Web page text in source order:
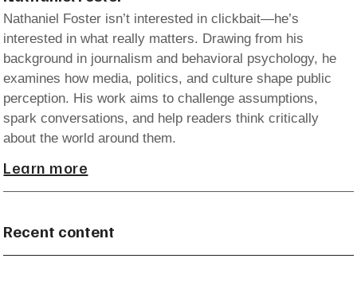
Nathaniel Foster isn’t interested in clickbait—he’s
interested in what really matters. Drawing from his
background in journalism and behavioral psychology, he
examines how media, politics, and culture shape public
perception. His work aims to challenge assumptions,
spark conversations, and help readers think critically
about the world around them.
Learn more
Recent content